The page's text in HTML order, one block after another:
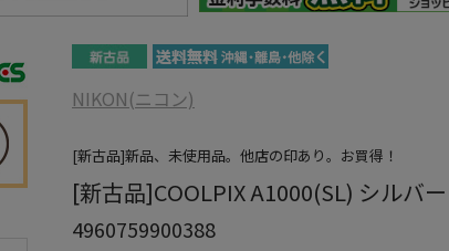
NIKON(ニコン)
[新古品]新品、未使用品。他店の印あり。お買得！
[新古品]COOLPIX A1000(SL) シルバー
4960759900388